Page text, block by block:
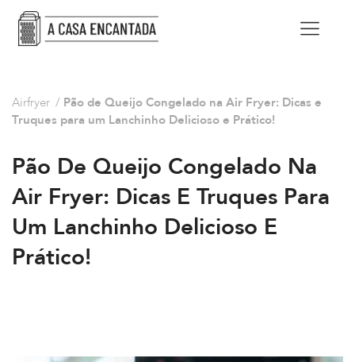
Airfryer / Pão de Queijo Congelado na Air Fryer: Dicas e
Truques para um Lanchinho Delicioso e Prático!
Pão De Queijo Congelado Na
Air Fryer: Dicas E Truques Para
Um Lanchinho Delicioso E
Prático!